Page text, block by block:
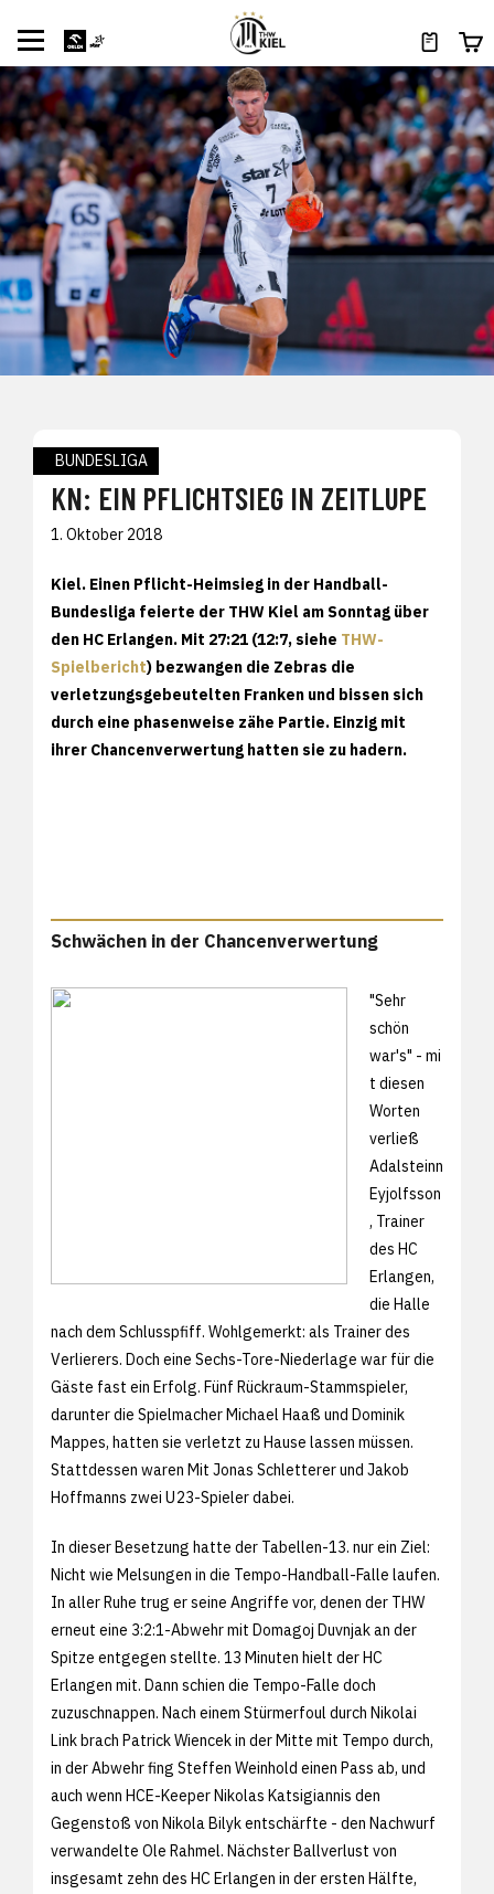
BUNDESLIGA
KN: EIN PFLICHTSIEG IN ZEITLUPE
1. Oktober 2018
Kiel. Einen Pflicht-Heimsieg in der Handball-
Bundesliga feierte der THW Kiel am Sonntag über
den HC Erlangen. Mit 27:21 (12:7, siehe THW-
Spielbericht) bezwangen die Zebras die
verletzungsgebeutelten Franken und bissen sich
durch eine phasenweise zähe Partie. Einzig mit
ihrer Chancenverwertung hatten sie zu hadern.
Schwächen in der Chancenverwertung
"Sehr
schön
war's" - mi
t diesen
Worten
verließ
Adalsteinn
Eyjolfsson
, Trainer
des HC
Erlangen,
die Halle
nach dem Schlusspfiff. Wohlgemerkt: als Trainer des
Verlierers. Doch eine Sechs-Tore-Niederlage war für die
Gäste fast ein Erfolg. Fünf Rückraum-Stammspieler,
darunter die Spielmacher Michael Haaß und Dominik
Mappes, hatten sie verletzt zu Hause lassen müssen.
Stattdessen waren Mit Jonas Schletterer und Jakob
Hoffmanns zwei U 23-Spieler dabei.
In dieser Besetzung hatte der Tabellen-13. nur ein Ziel:
Nicht wie Melsungen in die Tempo-Handball-Falle laufen.
In aller Ruhe trug er seine Angriffe vor, denen der THW
erneut eine 3:2:1-Abwehr mit Domagoj Duvnjak an der
Spitze entgegen stellte. 13 Minuten hielt der HC
Erlangen mit. Dann schien die Tempo-Falle doch
zuzuschnappen. Nach einem Stürmerfoul durch Nikolai
Link brach Patrick Wiencek in der Mitte mit Tempo durch,
in der Abwehr fing Steffen Weinhold einen Pass ab, und
auch wenn HCE-Keeper Nikolas Katsigiannis den
Gegenstoß von Nikola Bilyk entschärfte - den Nachwurf
verwandelte Ole Rahmel. Nächster Ballverlust von
insgesamt zehn des HC Erlangen in der ersten Hälfte,